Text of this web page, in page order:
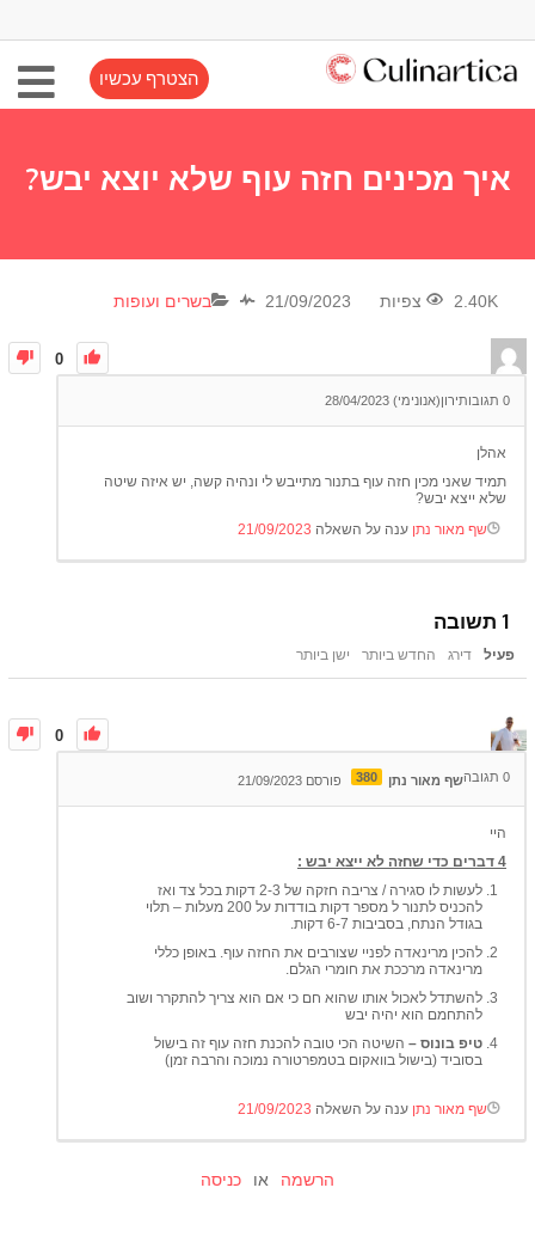
הצטרף עכשיו
איך מכינים חזה עוף שלא יוצא יבש?
2.40K צפיות 21/09/2023 בשרים ועופות
0
ירון(אנונימי) 28/04/2023 0 תגובות
אהלן
תמיד שאני מכין חזה עוף בתנור מתייבש לי ונהיה קשה, יש איזה שיטה
שלא ייצא יבש?
שף מאור נתן ענה על השאלה 21/09/2023
1 תשובה
פעיל דירג החדש ביותר ישן ביותר
0
שף מאור נתן 380 פורסם 21/09/2023 0 תגובה
היי
4 דברים כדי שחזה לא ייצא יבש :
לעשות לו סגירה / צריבה חזקה של 2-3 דקות בכל צד ואז
להכניס לתנור ל מספר דקות בודדות על 200 מעלות – תלוי
בגודל הנתח, בסביבות 6-7 דקות.
להכין מרינאדה לפניי שצורבים את החזה עוף. באופן כללי
מרינאדה מרככת את חומרי הגלם.
להשתדל לאכול אותו שהוא חם כי אם הוא צריך להתקרר ושוב
להתחמם הוא יהיה יבש
טיפ בונוס – השיטה הכי טובה להכנת חזה עוף זה בישול
בסוביד (בישול בוואקום בטמפרטורה נמוכה והרבה זמן)
שף מאור נתן ענה על השאלה 21/09/2023
הרשמה או כניסה